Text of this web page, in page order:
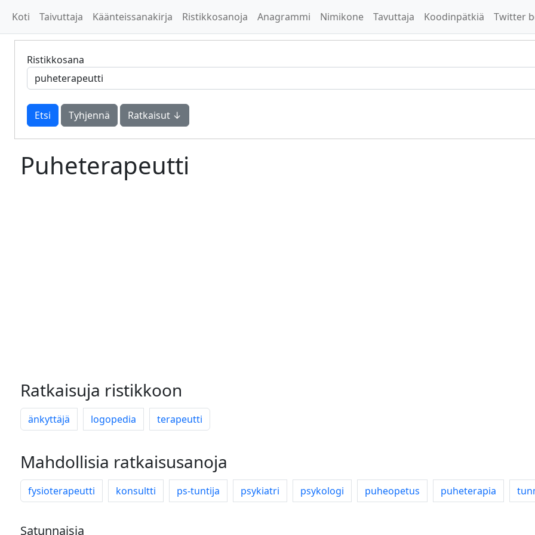
Koti Taivuttaja Käänteissanakirja Ristikkosanoja Anagrammi Nimikone Tavuttaja Koodinpätkiä Twitter
Ristikkosana
Tyhjennä Ratkaisut ↓
Puheterapeutti
Ratkaisuja ristikkoon
änkyttäjä logopedia terapeutti
Mahdollisia ratkaisusanoja
fysioterapeutti konsultti ps-tuntija psykiatri psykologi puheopetus puheterapia
Satunnaisia